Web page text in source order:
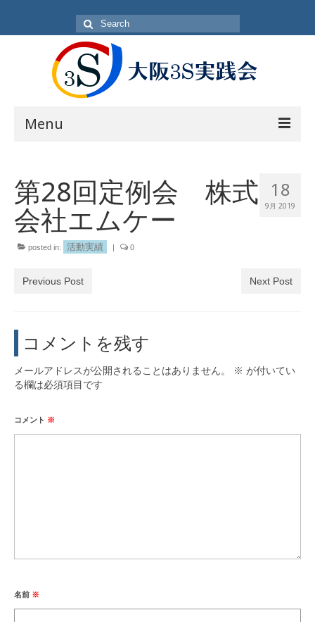
Search
for:
Menu
方針・概要
活動内容
活動日
入会方法
活動実績
お問い合わせ・入会
18
9月 2019
第28回定例会 株式
会社エムケー
posted in: 活動実績 | 0
Previous Post Next Post
コメントを残す
メールアドレスが公開されることはありません。 ※ が付いてい
る欄は必須項目です
コメント ※
名前 ※